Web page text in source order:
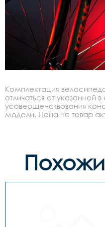
Комплектация
отличаться от указанной
усовершенствования
модели. Цена на товар